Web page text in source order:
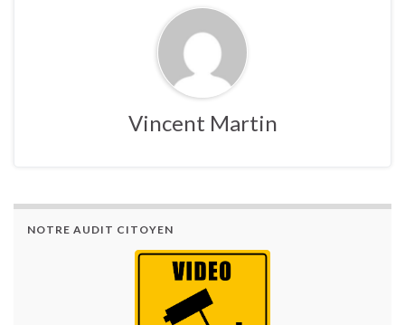
Vincent Martin
NOTRE AUDIT CITOYEN